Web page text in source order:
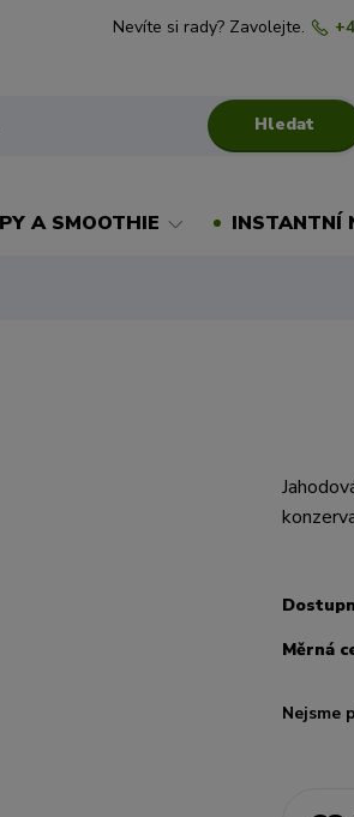
Hledat
Nevíte si rady? Zavolejte.
A SMOOTHIE INSTANTNÍ
Měrná
Nejsme